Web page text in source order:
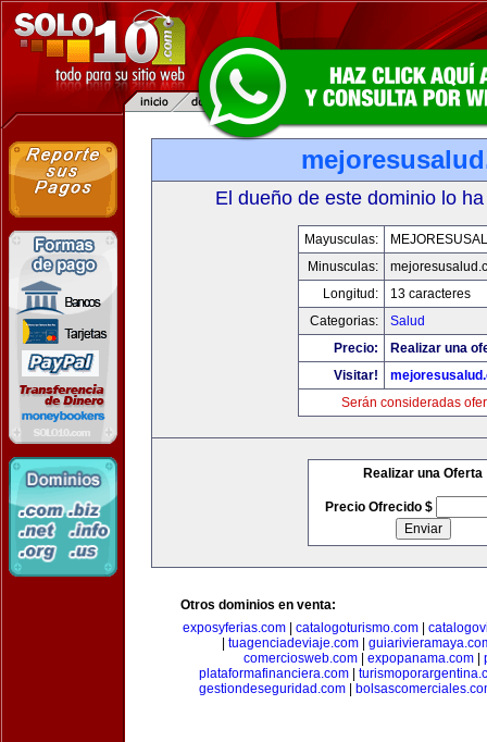
El dueño de este dominio lo
Mayusculas:
Minusculas:
Longitud:
13 caracteres
Categorias:
Salud
Precio:
Realizar una
Visitar!
Serán consideradas
Realizar una Oferta
Precio Ofrecido $
Otros dominios en venta:
exposyferias.com
catalogoturismo.com
tuagenciadeviaje.com|
comerciosweb.com
expopanama.com
plataformafinanciera.com
gestiondeseguridad.com